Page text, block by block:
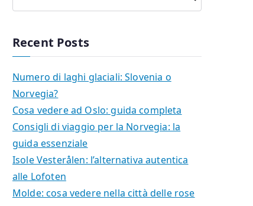
Recent Posts
Numero di laghi glaciali: Slovenia o
Norvegia?
Cosa vedere ad Oslo: guida completa
Consigli di viaggio per la Norvegia: la
guida essenziale
Isole Vesterålen: l’alternativa autentica
alle Lofoten
Molde: cosa vedere nella città delle rose